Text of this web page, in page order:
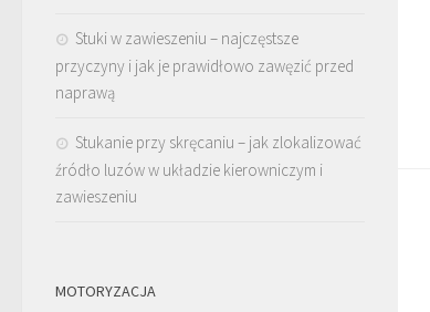
Stuki w zawieszeniu – najczęstsze
przyczyny i jak je prawidłowo zawęzić przed
naprawą
Stukanie przy skręcaniu – jak zlokalizować
źródło luzów w układzie kierowniczym i
zawieszeniu
MOTORYZACJA